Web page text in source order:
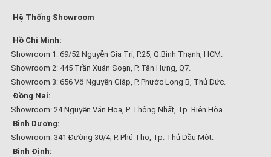
Hệ Thống Showroom
Hồ Chí Minh:
Showroom 1: 69/52 Nguyễn Gia Trí, P.25, Q.Bình Thạnh, HCM.
Showroom 2: 445 Trần Xuân Soạn, P. Tân Hưng, Q7.
Showroom 3: 656 Võ Nguyên Giáp, P. Phước Long B, Thủ Đức.
Đồng Nai:
Showroom: 24 Nguyễn Văn Hoa, P. Thống Nhất, Tp. Biên Hòa.
Bình Dương:
Showroom: 341 Đường 30/4, P. Phú Thọ, Tp. Thủ Dầu Một.
Bình Định: